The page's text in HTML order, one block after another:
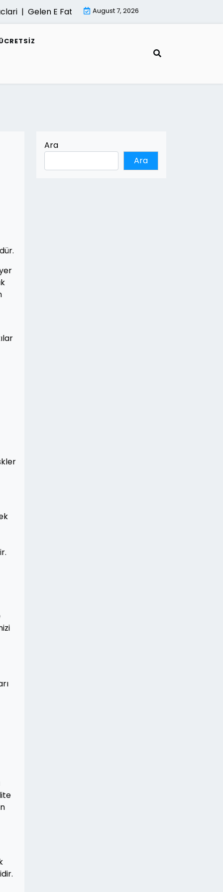
|Gelen E Faturalar Gorunmuyorsa Cozum Yollari |
August 7, 2026
Ara
Ara